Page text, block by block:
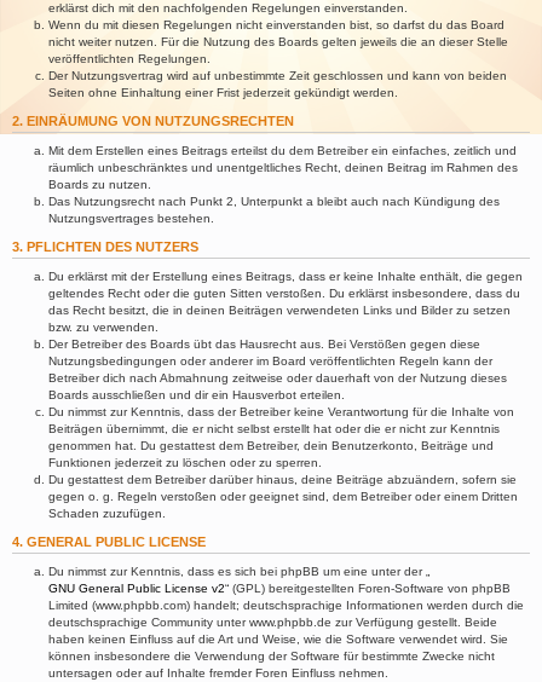
erklärst dich mit den nachfolgenden Regelungen einverstanden.
Wenn du mit diesen Regelungen nicht einverstanden bist, so darfst du das Board
nicht weiter nutzen. Für die Nutzung des Boards gelten jeweils die an dieser Stelle
veröffentlichten Regelungen.
Der Nutzungsvertrag wird auf unbestimmte Zeit geschlossen und kann von beiden
Seiten ohne Einhaltung einer Frist jederzeit gekündigt werden.
2. EINRÄUMUNG VON NUTZUNGSRECHTEN
Mit dem Erstellen eines Beitrags erteilst du dem Betreiber ein einfaches, zeitlich und
räumlich unbeschränktes und unentgeltliches Recht, deinen Beitrag im Rahmen des
Boards zu nutzen.
Das Nutzungsrecht nach Punkt 2, Unterpunkt a bleibt auch nach Kündigung des
Nutzungsvertrages bestehen.
3. PFLICHTEN DES NUTZERS
Du erklärst mit der Erstellung eines Beitrags, dass er keine Inhalte enthält, die gegen
geltendes Recht oder die guten Sitten verstoßen. Du erklärst insbesondere, dass du
das Recht besitzt, die in deinen Beiträgen verwendeten Links und Bilder zu setzen
bzw. zu verwenden.
Der Betreiber des Boards übt das Hausrecht aus. Bei Verstößen gegen diese
Nutzungsbedingungen oder anderer im Board veröffentlichten Regeln kann der
Betreiber dich nach Abmahnung zeitweise oder dauerhaft von der Nutzung dieses
Boards ausschließen und dir ein Hausverbot erteilen.
Du nimmst zur Kenntnis, dass der Betreiber keine Verantwortung für die Inhalte von
Beiträgen übernimmt, die er nicht selbst erstellt hat oder die er nicht zur Kenntnis
genommen hat. Du gestattest dem Betreiber, dein Benutzerkonto, Beiträge und
Funktionen jederzeit zu löschen oder zu sperren.
Du gestattest dem Betreiber darüber hinaus, deine Beiträge abzuändern, sofern sie
gegen o. g. Regeln verstoßen oder geeignet sind, dem Betreiber oder einem Dritten
Schaden zuzufügen.
4. GENERAL PUBLIC LICENSE
Du nimmst zur Kenntnis, dass es sich bei phpBB um eine unter der „
GNU General Public License v2“ (GPL) bereitgestellten Foren-Software von phpBB
Limited (www.phpbb.com) handelt; deutschsprachige Informationen werden durch die
deutschsprachige Community unter www.phpbb.de zur Verfügung gestellt. Beide
haben keinen Einfluss auf die Art und Weise, wie die Software verwendet wird. Sie
können insbesondere die Verwendung der Software für bestimmte Zwecke nicht
untersagen oder auf Inhalte fremder Foren Einfluss nehmen.